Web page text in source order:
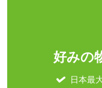
好みの
日本最